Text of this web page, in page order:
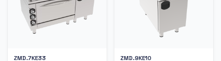
ZMD.7KE33 ZMD.9KE10